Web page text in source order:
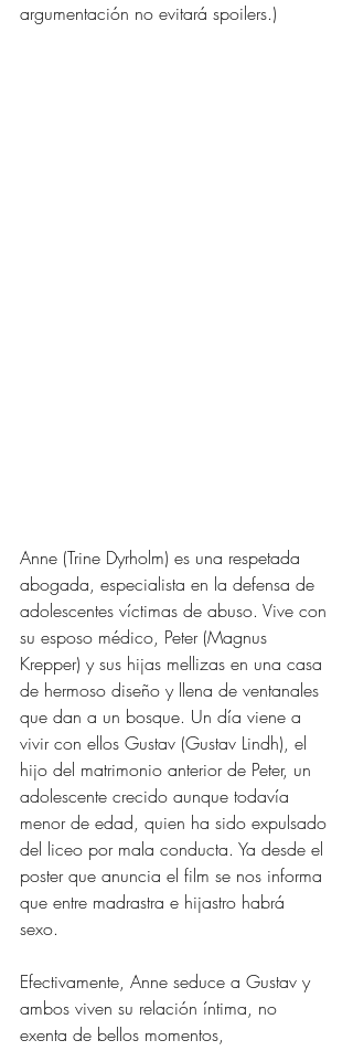
argumentación no evitará spoilers.)
Anne (Trine Dyrholm) es una respetada
abogada, especialista en la defensa de
adolescentes víctimas de abuso. Vive con
su esposo médico, Peter (Magnus
Krepper) y sus hijas mellizas en una casa
de hermoso diseño y llena de ventanales
que dan a un bosque. Un día viene a
vivir con ellos Gustav (Gustav Lindh), el
hijo del matrimonio anterior de Peter, un
adolescente crecido aunque todavía
menor de edad, quien ha sido expulsado
del liceo por mala conducta. Ya desde el
poster que anuncia el film se nos informa
que entre madrastra e hijastro habrá
sexo.
Efectivamente, Anne seduce a Gustav y
ambos viven su relación íntima, no
exenta de bellos momentos,